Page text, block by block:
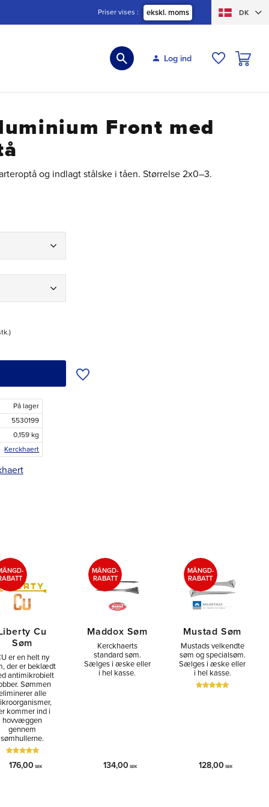
Priser vises ekskl. moms DK
Log ind
Front med
og indlagt stålske i tåen. Størrelse 2x0–3.
Tilføj til ønskeliste
På lager
5530199
0,159 kg
Kerckhaert
Cu
Søm
er en helt ny
der er beklædt
antimikrobielt
Sømmen
alle
kommer ind i
hovvæggen
gennem
sømhullerne.
176,00 SEK
Maddox Søm
Kerckhaerts
standard søm.
Sælges i æske eller
i hel kasse.
134,00 SEK
MÄNGD-
RABATT
Mustad Søm
Mustads velkendte
søm og specialsøm.
Sælges i æske eller
i hel kasse.
128,00 SEK
MÄNGD-
RABATT